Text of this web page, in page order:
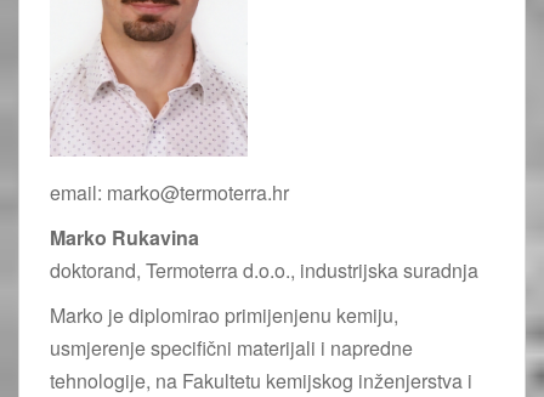
email: marko@termoterra.hr
Marko Rukavina
doktorand, Termoterra d.o.o., industrijska suradnja
Marko je diplomirao primijenjenu kemiju,
usmjerenje specifični materijali i napredne
tehnologije, na Fakultetu kemijskog inženjerstva i